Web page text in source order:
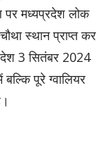
पर मध्यप्रदेश लोक
स्थान प्राप्त कर
3 सितंबर 2024
पूरे ग्वालियर